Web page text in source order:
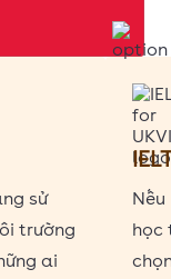
sử
trường
ai
học